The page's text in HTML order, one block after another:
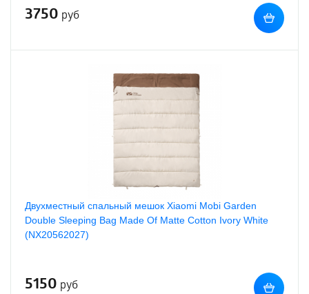
3750 руб
Двухместный cпальный мешок Xiaomi Mobi Garden
Double Sleeping Bag Made Of Matte Cotton Ivory White
(NX20562027)
5150 руб